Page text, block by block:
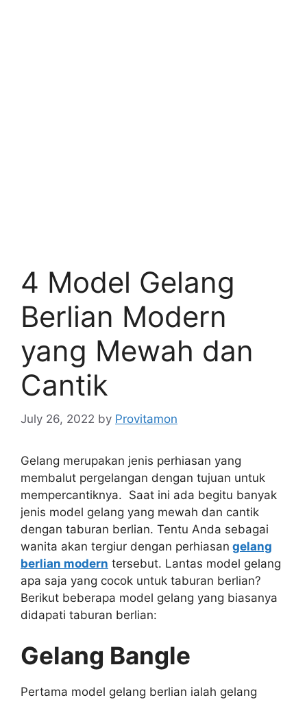
4 Model Gelang
Berlian Modern
yang Mewah dan
Cantik
July 26, 2022 by Provitamon
Gelang merupakan jenis perhiasan yang
membalut pergelangan dengan tujuan untuk
mempercantiknya. Saat ini ada begitu banyak
jenis model gelang yang mewah dan cantik
dengan taburan berlian. Tentu Anda sebagai
wanita akan tergiur dengan perhiasan gelang
berlian modern tersebut. Lantas model gelang
apa saja yang cocok untuk taburan berlian?
Berikut beberapa model gelang yang biasanya
didapati taburan berlian:
Gelang Bangle
Pertama model gelang berlian ialah gelang